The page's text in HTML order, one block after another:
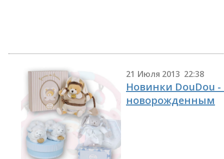
21 Июля 2013 22:38
Новинки DouDou
новорожденным